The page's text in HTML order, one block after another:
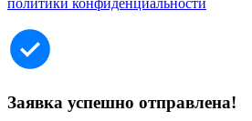
политики конфиденциальности
Заявка успешно отправлена!